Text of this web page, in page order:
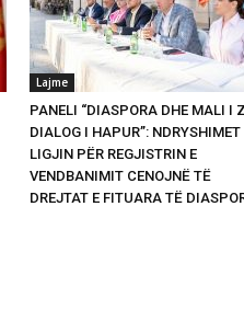
Lajme
PANELI “DIASPORA DHE MALI I
DIALOG I HAPUR”: NDRYSHIMET
LIGJIN PËR REGJISTRIN E
VENDBANIMIT CENOJNË TË
DREJTAT E FITUARA TË